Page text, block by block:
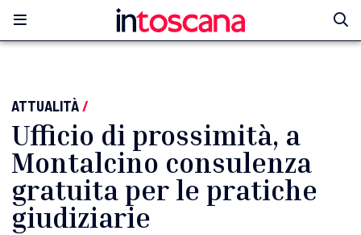
ATTUALITÀ/
Ufficio di prossimità, a
Montalcino consulenza
gratuita per le pratiche
giudiziarie